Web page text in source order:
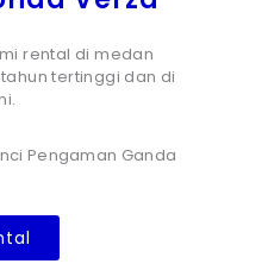
rental di medan
tertinggi dan di
Pengaman Ganda